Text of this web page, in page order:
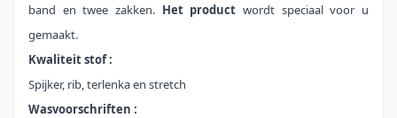
band en twee zakken. Het product wordt speciaal voor u
gemaakt.
Kwaliteit stof :
Spijker, rib, terlenka en stretch
Wasvoorschriften :